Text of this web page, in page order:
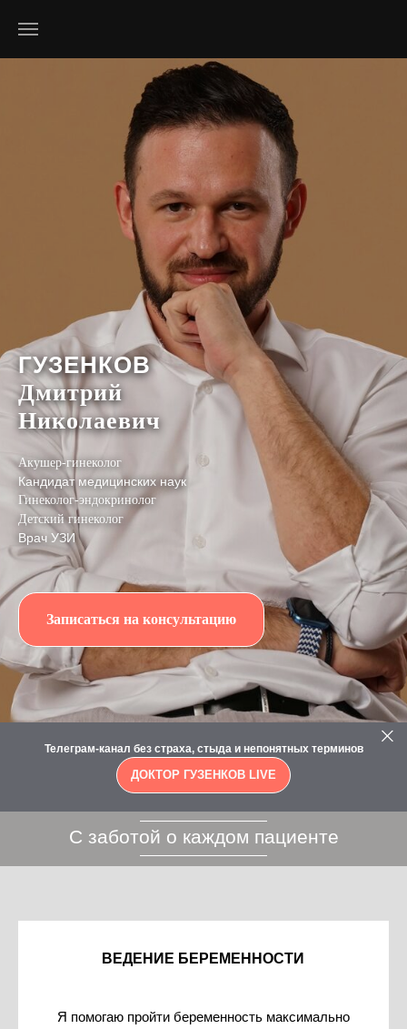
ГУЗЕНКОВ
Дмитрий
Николаевич
Акушер-гинеколог
Кандидат медицинских наук
Гинеколог-эндокринолог
Детский гинеколог
Врач УЗИ
Записаться на консультацию
Телеграм-канал без страха, стыда и непонятных терминов
ДОКТОР ГУЗЕНКОВ LIVE
С заботой о каждом пациенте
ВЕДЕНИЕ БЕРЕМЕННОСТИ
Я помогаю пройти беременность максимально